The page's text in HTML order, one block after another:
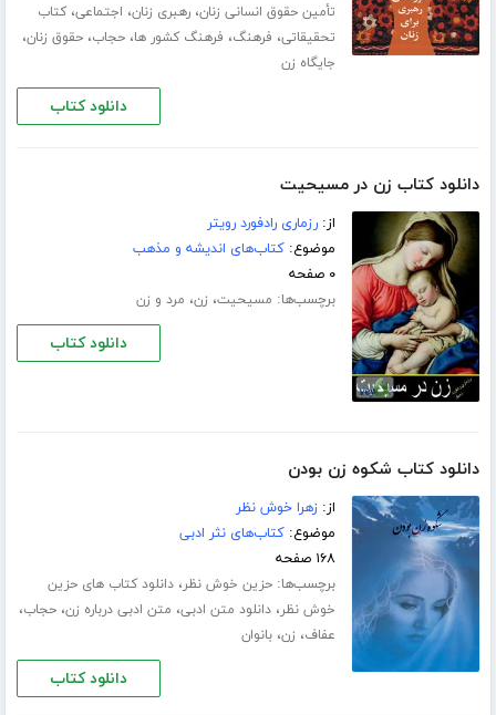
تأمین حقوق انسانی زنان،رهبری زنان، اجتماعی،کتاب
تحقیقاتی، فرهنگ، فرهنگ کشور ها،حجاب،حقوق زنان،
جایگاه زن
دانلود کتاب
دانلود کتاب زن در مسیحیت
از:رزماری رادفورد رویتر
موضوع:کتاب‌های اندیشه و مذهب
۰ صفحه
برچسب‌ها: مسیحیت، زن، مرد و زن
دانلود کتاب
دانلود کتاب شکوه زن بودن
از:زهرا خوش نظر
موضوع:کتاب‌های نثر ادبی
۱۶۸ صفحه
برچسب‌ها:حزین خوش نظر،دانلود کتاب های حزین
خوش نظر،دانلود متن ادبی، متن ادبی درباره زن،حجاب،
عفاف، زن،بانوان
دانلود کتاب